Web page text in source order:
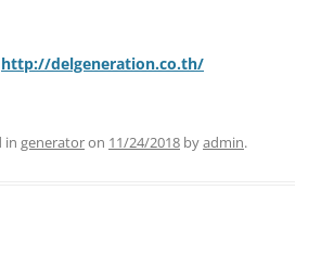
http://delgeneration.co.th/
in generatoron 11/24/2018 byadmin.